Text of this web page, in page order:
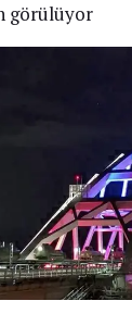
görülüyor